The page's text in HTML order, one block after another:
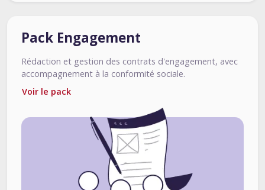
Pack Engagement
Rédaction et gestion des contrats d'engagement, avec
accompagnement à la conformité sociale.
Voir le pack